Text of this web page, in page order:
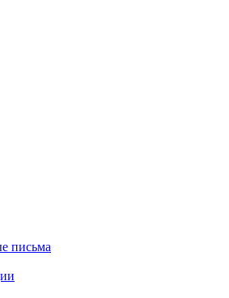
письма